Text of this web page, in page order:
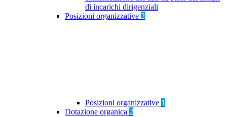
di incarichi dirigenziali
Posizioni organizzative 2
Posizioni organizzative 1
Dotazione organica 2